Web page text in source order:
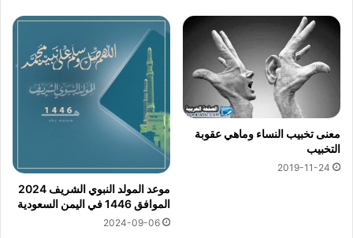
معنى تخبيب النساء وماهي عقوبة
التخبيب
2019-11-24
موعد المولد النبوي الشريف 2024
الموافق 1446 في اليمن السعودية
2024-09-06